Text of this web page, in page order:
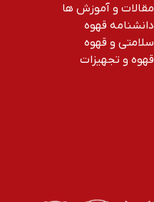
مقالات و آموزش ها
دانشنامه قهوه
سلامتی و قهوه
قهوه و تجهیزات